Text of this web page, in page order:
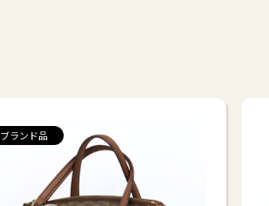
ブランド品